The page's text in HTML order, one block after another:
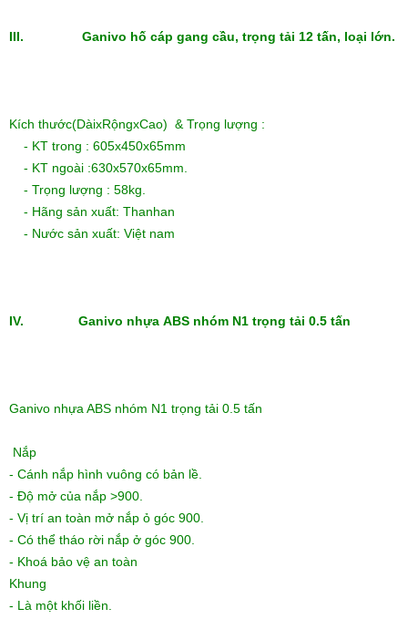
III. Ganivo hố cáp gang cầu, trọng tải 12 tấn, loại lớn.
Kích thước(DàixRộngxCao) & Trọng lượng :
- KT trong : 605x450x65mm
- KT ngoài :630x570x65mm.
- Trọng lượng : 58kg.
- Hãng sản xuất: Thanhan
- Nước sản xuất: Việt nam
IV. Ganivo nhựa ABS nhóm N1 trọng tải 0.5 tấn
Ganivo nhựa ABS nhóm N1 trọng tải 0.5 tấn
Nắp
- Cánh nắp hình vuông có bản lề.
- Độ mở của nắp >900.
- Vị trí an toàn mở nắp ỏ góc 900.
- Có thể tháo rời nắp ở góc 900.
- Khoá bảo vệ an toàn
Khung
- Là một khối liền.